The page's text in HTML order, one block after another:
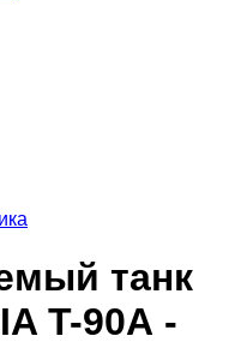
танк
T-90А -